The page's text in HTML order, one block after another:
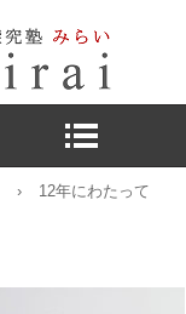
› 12年にわたって